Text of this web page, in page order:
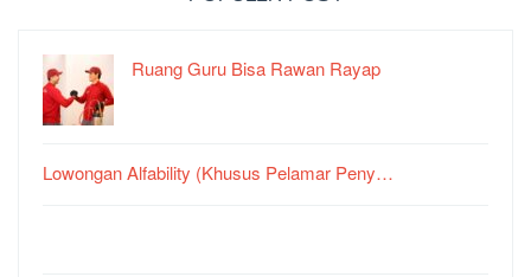
Ruang Guru Bisa Rawan Rayap
Lowongan Alfability (Khusus Pelamar Peny…